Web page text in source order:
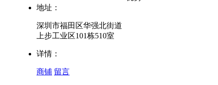
地址：
深圳市福田区华强北街道
上步工业区101栋510室
详情：
商铺 留言